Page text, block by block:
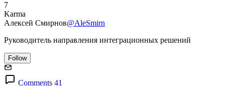
7
Karma
Алексей Смирнов@AleSmirn
Руководитель направления интеграционных решений
Follow
Comments 41